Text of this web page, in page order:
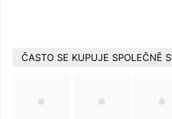
ČASTO SE KUPUJE SPOLEČNĚ S